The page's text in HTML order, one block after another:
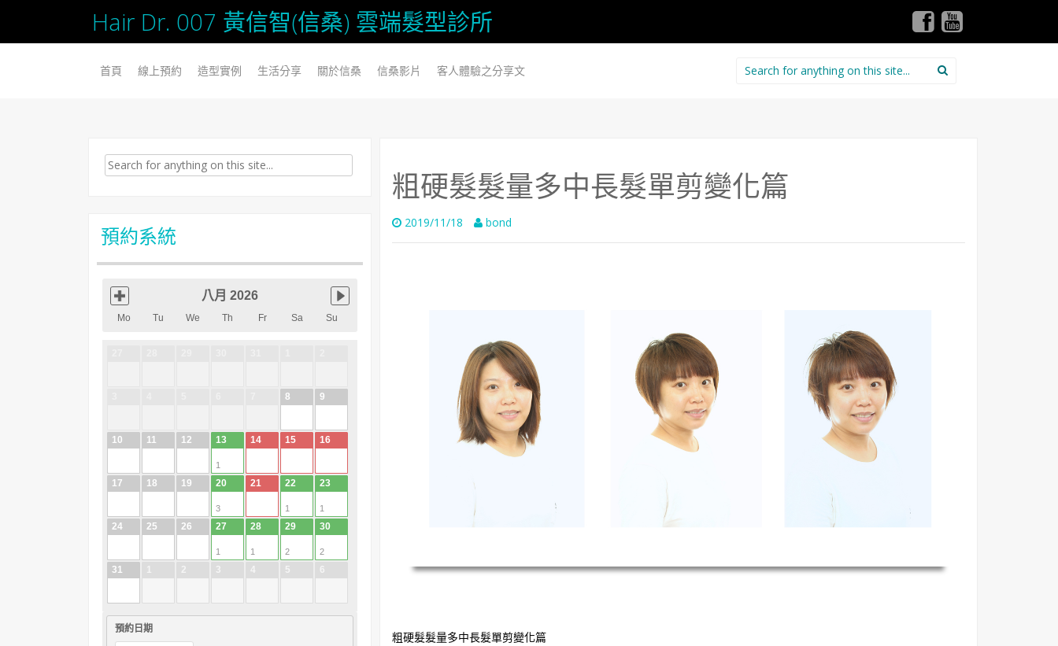
Hair Dr. 007 黃信智(信桑) 雲端髮型診所
SKIP TO CONTENT
首頁 線上預約 造型實例 生活分享 關於信桑 信桑影片 客人體驗之分享文 Search for:
粗硬髮髮量多中長髮單剪變化篇
2019/11/18 bond
粗硬髮髮量多中長髮單剪變化篇
Search for:
預約系統
八月 2026
Mo Tu We Th Fr Sa Su
8 9
10 11 12 13
1
14 15 16
17 18 19 20
3
21 22
1
23
1
24 25 26 27
1
28
1
29
2
30
2
31 1 2 3 4 5 6
預約日期